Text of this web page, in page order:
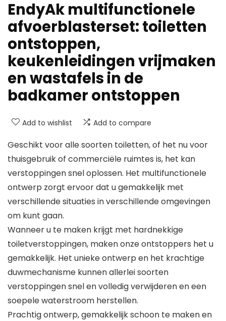
EndyAk multifunctionele
afvoerblasterset: toiletten
ontstoppen,
keukenleidingen vrijmaken
en wastafels in de
badkamer ontstoppen
Add to wishlist Add to compare
Geschikt voor alle soorten toiletten, of het nu voor
thuisgebruik of commerciële ruimtes is, het kan
verstoppingen snel oplossen. Het multifunctionele
ontwerp zorgt ervoor dat u gemakkelijk met
verschillende situaties in verschillende omgevingen
om kunt gaan.
Wanneer u te maken krijgt met hardnekkige
toiletverstoppingen, maken onze ontstoppers het u
gemakkelijk. Het unieke ontwerp en het krachtige
duwmechanisme kunnen allerlei soorten
verstoppingen snel en volledig verwijderen en een
soepele waterstroom herstellen.
Prachtig ontwerp, gemakkelijk schoon te maken en